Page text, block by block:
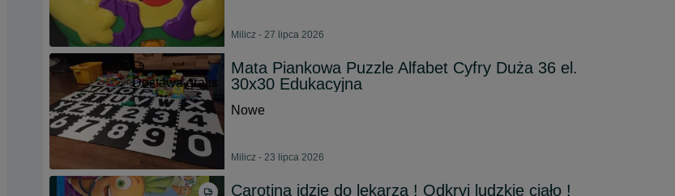
Milicz - 27 lipca 2026
Dostawa gratis
Mata Piankowa Puzzle Alfabet Cyfry Duża 36 el.
30x30 Edukacyjna
Nowe
Milicz - 23 lipca 2026
Carotina idzie do lekarza ! Odkryj ludzkie ciało !